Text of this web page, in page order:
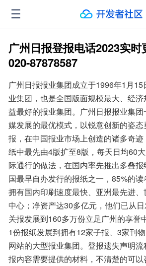
广州日报登报电话2023实时
020-87878587
广州日报报业集团成立于1996年1月
业集团，也是全国版面规模最大、经
益最好的报业集团。广州日报报业集
媒发展的最优模式，以锐意创新的姿
报，在中国报业市场上创造的诸多奇
纸中最先由4版扩至8版，每天日均60
际通行的做法，在国内率先推出多叠
国最早自办发行的报纸之一，85%的
拥有国内印刷速度最快、亚洲最先进
中心；净资产达30多亿元，他们已从
关报发展到160多万份立足广州的享誉
1份报纸发展到拥有12家子报、3家刊
网站的大型报业集团。登报遗失声明
报内容需要提供的材料，不清楚的可